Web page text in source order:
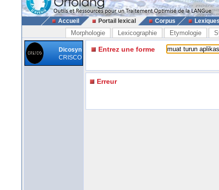
Accueil Portail lexical Corpus
Morphologie Lexicographie Etymologie
Dicosyn
CRISCO
Entrez une forme
Erreur